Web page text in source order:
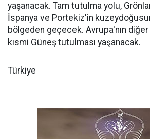
yaşanacak. Tam tutulma yolu,
İspanya ve Portekiz'in
bölgeden geçecek. Avrupa'nın
kısmi Güneş tutulması yaşanacak.
Türkiye